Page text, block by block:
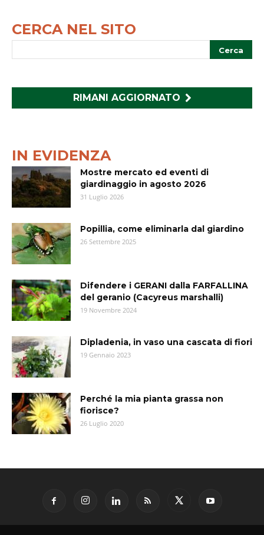
CERCA NEL SITO
RIMANI AGGIORNATO
IN EVIDENZA
Mostre mercato ed eventi di
giardinaggio in agosto 2026
31 Luglio 2026
Popillia, come eliminarla dal giardino
26 Settembre 2025
Difendere i GERANI dalla FARFALLINA
del geranio (Cacyreus marshalli)
19 Novembre 2024
Dipladenia, in vaso una cascata di fiori
19 Gennaio 2023
Perché la mia pianta grassa non
fiorisce?
26 Luglio 2020